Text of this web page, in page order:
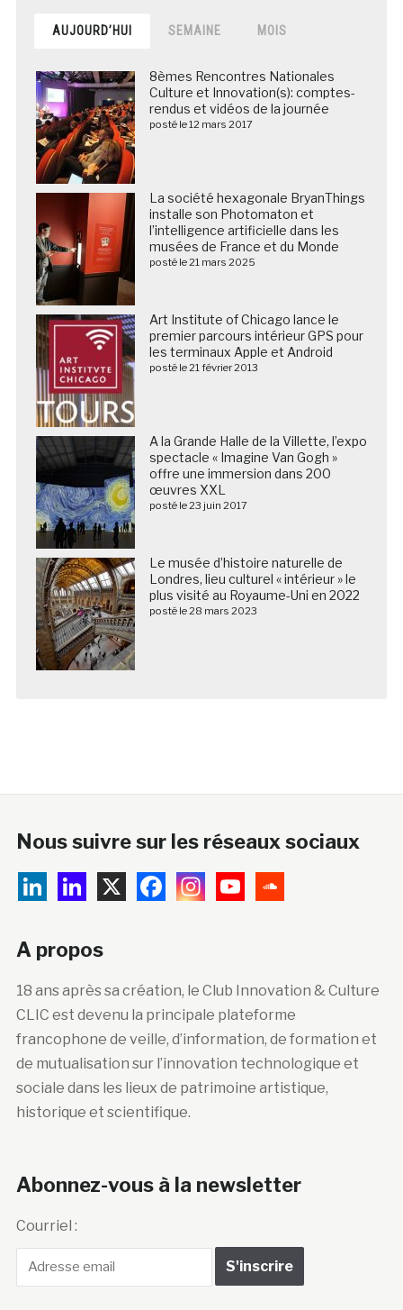
AUJOURD’HUI SEMAINE MOIS
8èmes Rencontres Nationales
Culture et Innovation(s): comptes-
rendus et vidéos de la journée
posté le 12 mars 2017
La société hexagonale BryanThings
installe son Photomaton et
l’intelligence artificielle dans les
musées de France et du Monde
posté le 21 mars 2025
Art Institute of Chicago lance le
premier parcours intérieur GPS pour
les terminaux Apple et Android
posté le 21 février 2013
A la Grande Halle de la Villette, l’expo
spectacle « Imagine Van Gogh »
offre une immersion dans 200
œuvres XXL
posté le 23 juin 2017
Le musée d’histoire naturelle de
Londres, lieu culturel « intérieur » le
plus visité au Royaume-Uni en 2022
posté le 28 mars 2023
Nous suivre sur les réseaux sociaux
A propos
18 ans après sa création, le Club Innovation & Culture
CLIC est devenu la principale plateforme
francophone de veille, d’information, de formation et
de mutualisation sur l’innovation technologique et
sociale dans les lieux de patrimoine artistique,
historique et scientifique.
Abonnez-vous à la newsletter
Courriel :